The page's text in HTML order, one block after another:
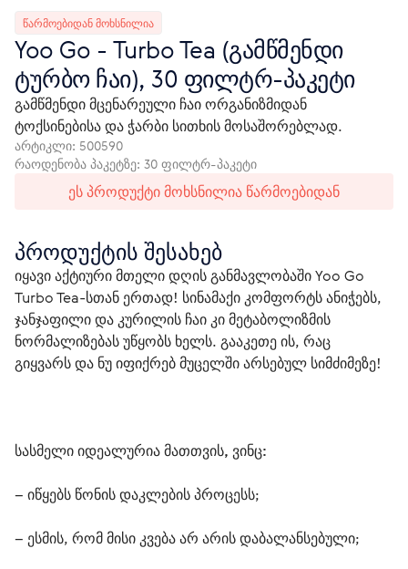
ᲬᲐᲠᲛᲝᲔᲑᲘᲓᲐᲜ ᲛᲝᲮᲡᲜᲘᲚᲘᲐ
Yoo Gо - Turbo Tea (გამწმენდი
ტურბო ჩაი), 30 ფილტრ-პაკეტი
გამწმენდი მცენარეული ჩაი ორგანიზმიდან
ტოქსინებისა და ჭარბი სითხის მოსაშორებლად.
არტიკლი: 500590
რაოდენობა პაკეტზე: 30 ფილტრ-პაკეტი
ეს პროდუქტი მოხსნილია წარმოებიდან
პროდუქტის შესახებ
იყავი აქტიური მთელი დღის განმავლობაში Yoo Go
Turbo Tea-სთან ერთად! სინამაქი კომფორტს ანიჭებს,
ჯანჯაფილი და კურილის ჩაი კი მეტაბოლიზმის
ნორმალიზებას უწყობს ხელს. გააკეთე ის, რაც
გიყვარს და ნუ იფიქრებ მუცელში არსებულ სიმძიმეზე!
სასმელი იდეალურია მათთვის, ვინც:
– იწყებს წონის დაკლების პროცესს;
– ესმის, რომ მისი კვება არ არის დაბალანსებული;